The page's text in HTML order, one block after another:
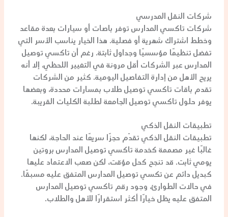
شركات النقل المدرسي
شركات تاكسي المدارستوفر باصات أو سيارات بعدة مقاعد
وخطط اشتراك شهرية أو فصلية. هذا الخيار يناسب الأسر التي
تفضل تنظيمًا مؤسسيًا وجداول ثابتة. رغم أن تاكسي توصيل
المدارسعبر الشركات أقل مرونة في التغيير اللحظي، إلا أنه
يريح الأهل من إدارة التفاصيل اليومية. كثير من الشركات
تقدم باقات تاكسي توصيل طلاب بمسارات محددة، وبعضها
يوفر حلول تاكسي توصيل الجامعةلطلبة الكليات القريبة.
تطبيقات النقل الذكي
تطبيقات النقل الذكي تقدّم حجزًا سريعًا عند الحاجة، لكنها
غالبًا غير مصممة كخدمة تاكسي توصيل المدارسبروتين
يومي ثابت. قد تنجح كحل مؤقت، لكن صعب الاعتماد عليها
كبديل دائم عن تكسي توصيل المدارسالمتفق عليه مسبقًا.
في حالات الطوارئ، وجود رقم تاكسي توصيل المدارس
المتفق عليه يظل خيارًا أكثر استقرارًا للأهل والطلاب.